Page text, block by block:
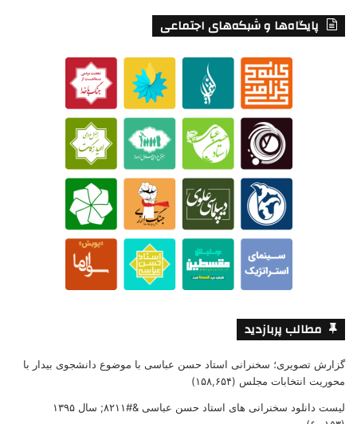
پایگاه‌ها و شبکه‌های اجتماعی
مطالب پربازدید
گزارش تصویری؛ سخنرانی استاد حسن عباسی با موضوع دانشجوی بیدار با
محوریت انتخابات مجلس (۱۵۸,۶۵۴)
لیست دانلود سخنرانی های استاد حسن عباسی &#۸۲۱۱; سال ۱۳۹۵